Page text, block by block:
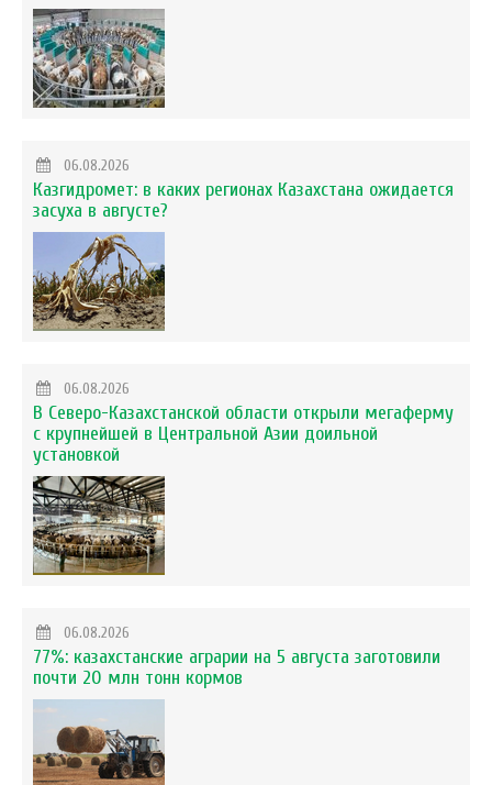
06.08.2026
Казгидромет: в каких регионах Казахстана ожидается
засуха в августе?
06.08.2026
В Северо-Казахстанской области открыли мегаферму
с крупнейшей в Центральной Азии доильной
установкой
06.08.2026
77%: казахстанские аграрии на 5 августа заготовили
почти 20 млн тонн кормов